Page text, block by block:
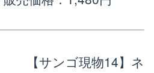
【サンゴ現物14】ネ